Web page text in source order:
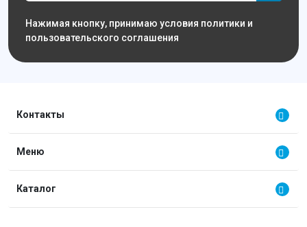
Нажимая кнопку, принимаю условия политики и
пользовательского соглашения
Контакты
Меню
Каталог